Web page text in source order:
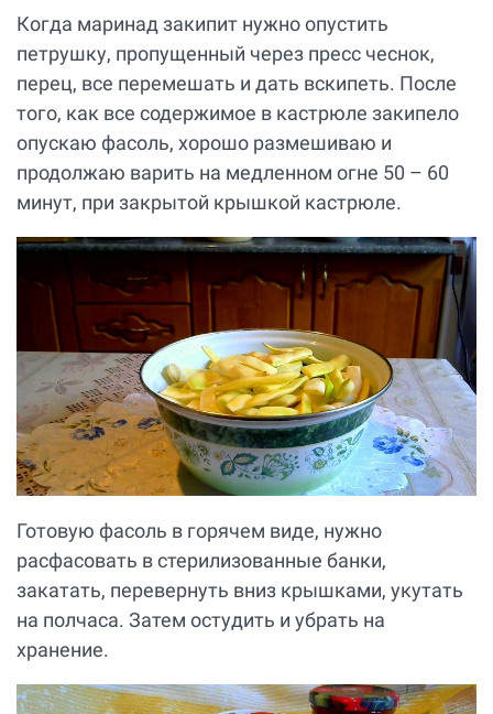
Когда маринад закипит нужно опустить
петрушку, пропущенный через пресс чеснок,
перец, все перемешать и дать вскипеть. После
того, как все содержимое в кастрюле закипело
опускаю фасоль, хорошо размешиваю и
продолжаю варить на медленном огне 50 – 60
минут, при закрытой крышкой кастрюле.
Готовую фасоль в горячем виде, нужно
расфасовать в стерилизованные банки,
закатать, перевернуть вниз крышками, укутать
на полчаса. Затем остудить и убрать на
хранение.